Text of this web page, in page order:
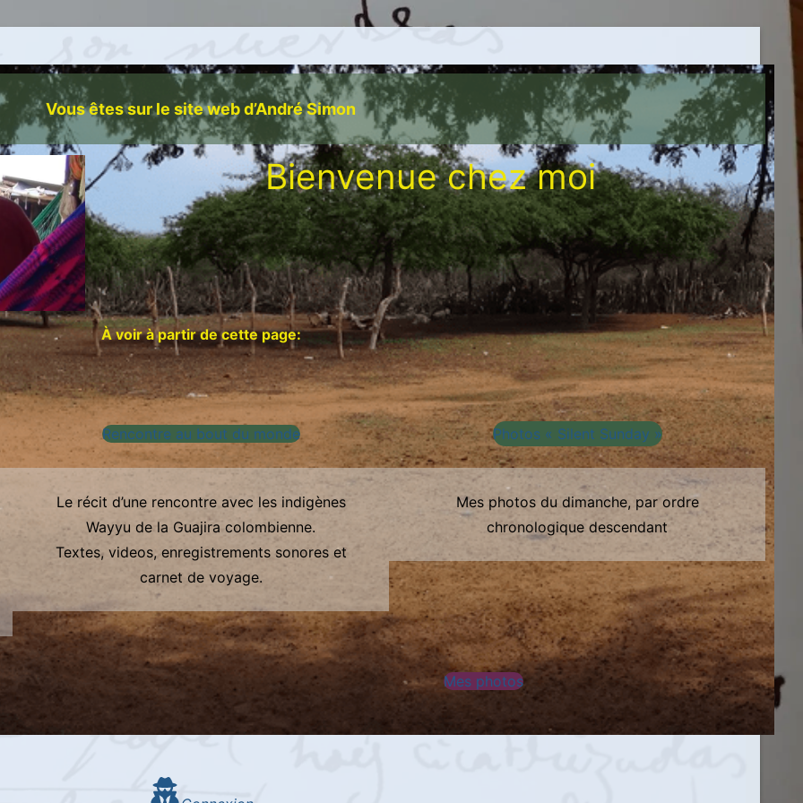
Vous êtes sur le site web d’André Simon
Bienvenue chez moi
À voir à partir de cette page:
Rencontre au bout du monde Photos « Silent Sunday »
Le récit d’une rencontre avec les indigènes
Wayyu de la Guajira colombienne.
Textes, videos, enregistrements sonores et
carnet de voyage.
Mes photos du dimanche, par ordre
chronologique descendant
Mes photos